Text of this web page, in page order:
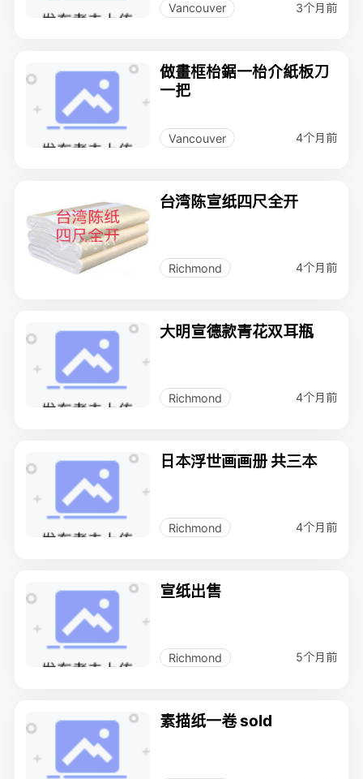
Vancouver 3个月前
做畫框枱鋸一枱介紙板刀
一把
Vancouver 4个月前
台湾陈宣纸四尺全开
Richmond 4个月前
大明宣德款青花双耳瓶
Richmond 4个月前
日本浮世画画册 共三本
Richmond 4个月前
宣纸出售
Richmond 5个月前
素描纸一卷 sold